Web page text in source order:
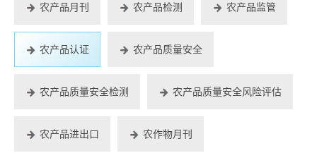
农产品月刊 农产品检测 农产品监管
农产品认证 农产品质量安全
农产品质量安全检测 农产品质量安全风险评估
农产品进出口 农作物月刊